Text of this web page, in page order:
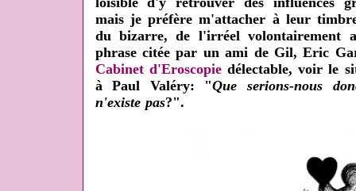
mais je préfère m'attacher à leur
du bizarre, de l'irréel volontairement
phrase citée par un ami de Gil, Eric
Cabinet d'Eroscopiedélectable, voir le
à Paul Valéry: "Que serions-nous
n'existe pas?".